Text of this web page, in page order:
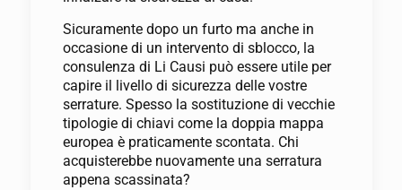
Sicuramente dopo un furto ma anche in
occasione di un intervento di sblocco, la
consulenza di Li Causi può essere utile per
capire il livello di sicurezza delle vostre
serrature. Spesso la sostituzione di vecchie
tipologie di chiavi come la doppia mappa
europea è praticamente scontata. Chi
acquisterebbe nuovamente una serratura
appena scassinata?